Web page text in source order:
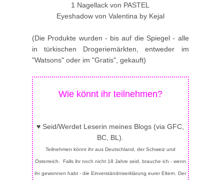
1 Nagellack von PASTEL
Eyeshadow von Valentina by Kejal
(Die Produkte wurden - bis auf die Spiegel - alle
in türkischen Drogeriemärkten, entweder im
"Watsons" oder im "Gratis", gekauft)
Wie könnt ihr teilnehmen?
♥ Seid/Werdet Leserin meines Blogs (via GFC,
BC, BL).
Teilnehmen könnt ihr aus Deutschland, der Schweiz und
Österreich. Falls ihr noch nicht 18 Jahre seid, brauche ich - wenn
ihr gewonnen habt - die Einverständniserklärung eurer Eltern. Der